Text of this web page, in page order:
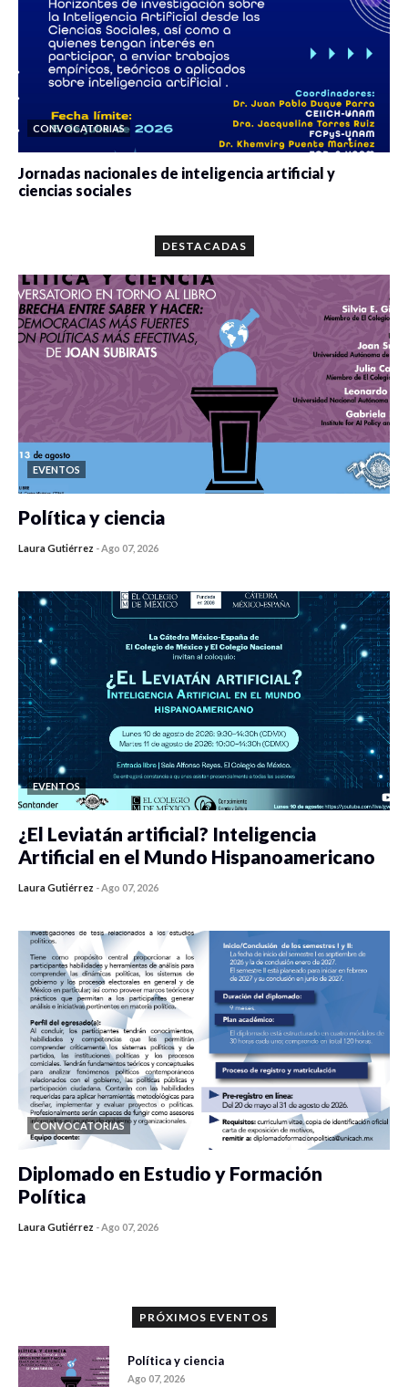
CONVOCATORIAS
Jornadas nacionales de inteligencia artificial y
ciencias sociales
DESTACADAS
EVENTOS
Política y ciencia
Laura Gutiérrez -Ago 07, 2026
EVENTOS
¿El Leviatán artificial? Inteligencia
Artificial en el Mundo Hispanoamericano
Laura Gutiérrez -Ago 07, 2026
CONVOCATORIAS
Diplomado en Estudio y Formación
Política
Laura Gutiérrez -Ago 07, 2026
PRÓXIMOS EVENTOS
Política y ciencia
Ago 07, 2026